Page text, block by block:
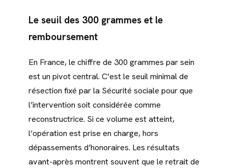
Le seuil des 300 grammes et le
remboursement
En France, le chiffre de 300 grammes par sein
est un pivot central. C’est le seuil minimal de
résection fixé par la Sécurité sociale pour que
l’intervention soit considérée comme
reconstructrice. Si ce volume est atteint,
l’opération est prise en charge, hors
dépassements d’honoraires. Les résultats
avant-après montrent souvent que le retrait de